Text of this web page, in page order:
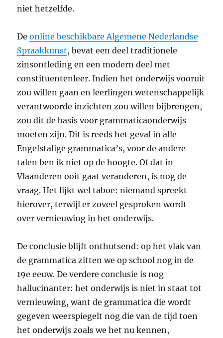
niet hetzelfde.
Deonline beschikbare Algemene Nederlandse
Spraakkunst, bevat een deel traditionele
zinsontleding en een modern deel met
constituentenleer. Indien het onderwijs vooruit
zou willen gaan en leerlingen wetenschappelijk
verantwoorde inzichten zou willen bijbrengen,
zou dit de basis voor grammaticaonderwijs
moeten zijn. Dit is reeds het geval in alle
Engelstalige grammatica’s, voor de andere
talen ben ik niet op de hoogte. Of dat in
Vlaanderen ooit gaat veranderen, is nog de
vraag. Het lijkt wel taboe: niemand spreekt
hierover, terwijl er zoveel gesproken wordt
over vernieuwing in het onderwijs.
De conclusie blijft onthutsend: op het vlak van
de grammatica zitten we op school nog in de
19e eeuw. De verdere conclusie is nog
hallucinanter: het onderwijs is niet in staat tot
vernieuwing, want de grammatica die wordt
gegeven weerspiegelt nog die van de tijd toen
het onderwijs zoals we het nu kennen,